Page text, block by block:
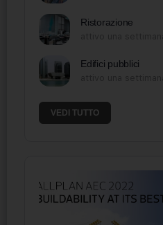
Ristorazione
Edifici pubblici
VEDI TUTTO